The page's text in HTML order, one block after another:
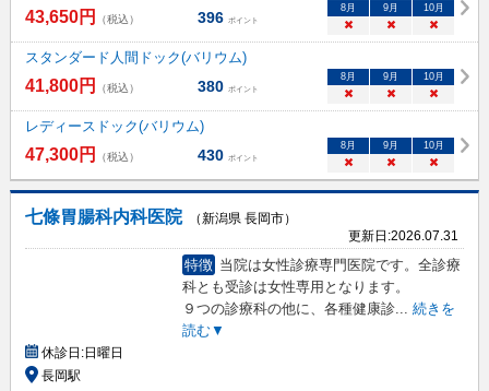
43,650円 （税込） 396 ポイント
8 月 9 月 10月
× × ×
スタンダード人間ドック(バリウム)
41,800円 （税込） 380 ポイント
8 月 9 月 10月
× × ×
レディースドック(バリウム)
47,300円 （税込） 430 ポイント
8 月 9 月 10月
× × ×
七條胃腸科内科医院
（新潟県 長岡市）
更新日:2026.07.31
特徴 当院は女性診療専門医院です。全診療
科とも受診は女性専用となります。
９つの診療科の他に、各種健康診... 続きを
読む▼
休診日:日曜日
長岡駅